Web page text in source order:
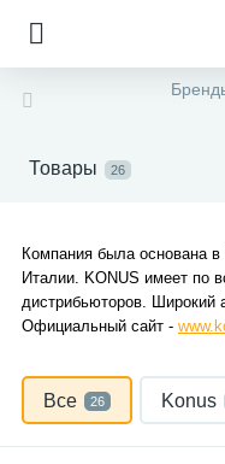
Товары 26
Компания была основана
Италии. KONUS имеет по
дистрибьюторов. Широкий
Официальный сайт -
Все 26 Konus